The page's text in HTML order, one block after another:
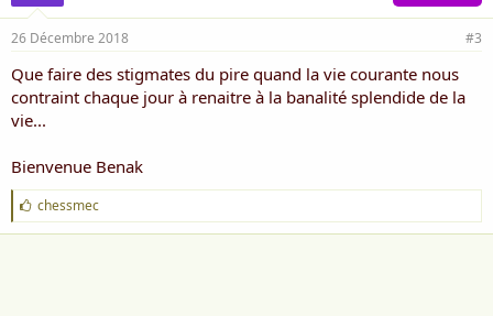
26 Décembre 2018 #3
Que faire des stigmates du pire quand la vie courante nous
contraint chaque jour à renaitre à la banalité splendide de la
vie...
Bienvenue Benak
J
'
a
chessmec